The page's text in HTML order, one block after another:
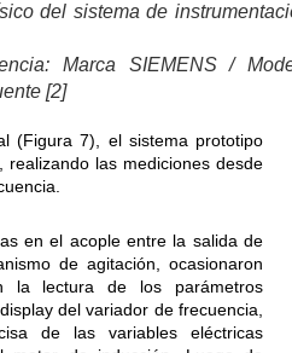
del sistema de
Marca SIEMENS /
[2]
(Figura 7), el sistema prototipo
las mediciones desde
en el acople entre la salida de
de agitación, ocasionaron
la lectura de los parámetros
del variador de frecuencia,
de las variables eléctricas